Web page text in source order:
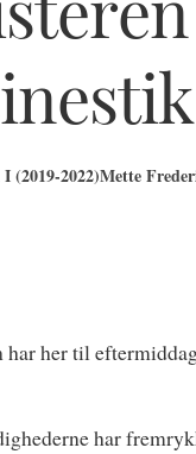
(2019-2022)Mette
her til
har